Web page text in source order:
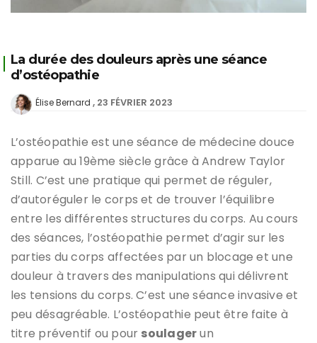
La durée des douleurs après une séance
d’ostéopathie
Élise Bernard 23 FÉVRIER 2023
L’ostéopathie est une séance de médecine douce
apparue au 19ème siècle grâce à Andrew Taylor
Still. C’est une pratique qui permet de réguler,
d’autoréguler le corps et de trouver l’équilibre
entre les différentes structures du corps. Au cours
des séances, l’ostéopathie permet d’agir sur les
parties du corps affectées par un blocage et une
douleur à travers des manipulations qui délivrent
les tensions du corps. C’est une séance invasive et
peu désagréable. L’ostéopathie peut être faite à
titre préventif ou pour soulagerun